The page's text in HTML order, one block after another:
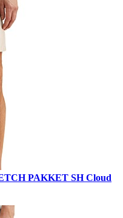
PAKKET SH Cloud